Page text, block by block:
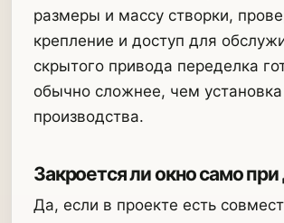
размеры и массу створки,
крепление и доступ для
скрытого привода переделка
обычно сложнее, чем установка
производства.
Закроется ли окно само
Да, если в проекте есть